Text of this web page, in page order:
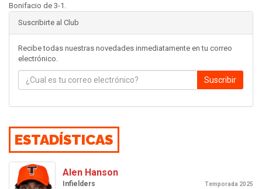
Bonifacio de 3-1.
Suscribirte al Club
Recibe todas nuestras novedades inmediatamente en tu correo
electrónico.
Suscribir
ESTADÍSTICAS
Alen Hanson
Infielders Temporada 2025